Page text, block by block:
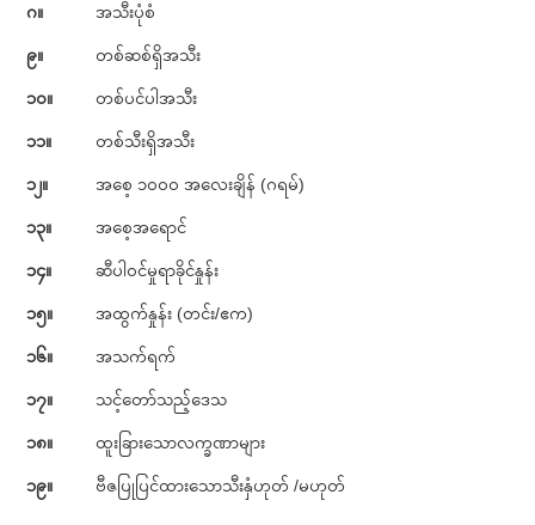
ဂ။ အသီးပုံစံ
၉။ တစ်ဆစ်ရှိအသီး
၁၀။ တစ်ပင်ပါအသီး
၁၁။ တစ်သီးရှိအသီး
၁၂။ အစေ့ ၁၀၀၀ အလေးချိန် (ဂရမ်)
၁၃။ အစေ့အရောင်
၁၄။ ဆီပါဝင်မှုရာခိုင်နှုန်း
၁၅။ အထွက်နှုန်း (တင်း/ဧက)
၁၆။ အသက်ရက်
၁၇။ သင့်တော်သည့်ဒေသ
၁၈။ ထူးခြားသောလက္ခဏာများ
၁၉။ ဗီဇပြုပြင်ထားသောသီးနှံဟုတ် /မဟုတ်